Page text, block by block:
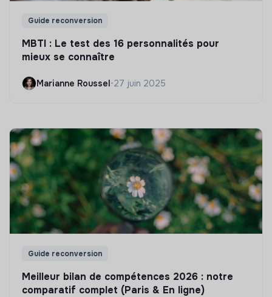
Guide reconversion
MBTI : Le test des 16 personnalités pour
mieux se connaître
Marianne Roussel•27 juin 2025
Guide reconversion
Meilleur bilan de compétences 2026 : notre
comparatif complet (Paris & En ligne)